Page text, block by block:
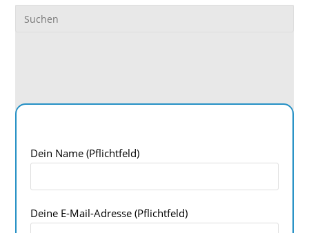
Dein Name (Pflichtfeld)
Deine E-Mail-Adresse (Pflichtfeld)